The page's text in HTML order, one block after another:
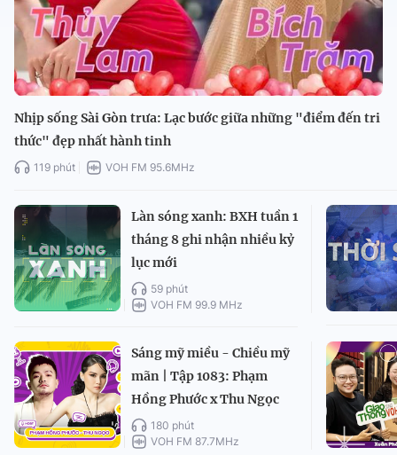
Nhịp sống Sài Gòn trưa: Lạc bước giữa những "điểm đến tri
thức" đẹp nhất hành tinh
119 phút VOH FM 95.6MHz
Làn sóng xanh: BXH tuần 1
tháng 8 ghi nhận nhiều kỷ
lục mới
59 phút
VOH FM 99.9 MHz
Sáng mỹ miều - Chiều mỹ
mãn | Tập 1083: Phạm
Hồng Phước x Thu Ngọc
180 phút
VOH FM 87.7MHz